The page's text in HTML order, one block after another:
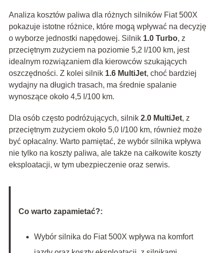
Analiza kosztów paliwa dla różnych silników Fiat 500X
pokazuje istotne różnice, które mogą wpływać na decyzję
o wyborze jednostki napędowej. Silnik 1.0 Turbo, z
przeciętnym zużyciem na poziomie 5,2 l/100 km, jest
idealnym rozwiązaniem dla kierowców szukających
oszczędności. Z kolei silnik 1.6 MultiJet, choć bardziej
wydajny na długich trasach, ma średnie spalanie
wynoszące około 4,5 l/100 km.
Dla osób często podróżujących, silnik 2.0 MultiJet, z
przeciętnym zużyciem około 5,0 l/100 km, również może
być opłacalny. Warto pamiętać, że wybór silnika wpływa
nie tylko na koszty paliwa, ale także na całkowite koszty
eksploatacji, w tym ubezpieczenie oraz serwis.
Co warto zapamietać?:
Wybór silnika do Fiat 500X wpływa na komfort